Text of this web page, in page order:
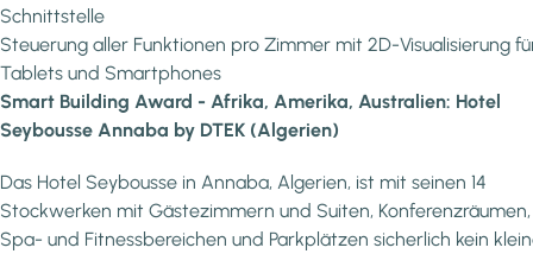
Schnittstelle
Steuerung aller Funktionen pro Zimmer mit 2D-Visualisierung
Tablets und Smartphones
Smart Building Award - Afrika, Amerika, Australien: Hotel
Seybousse Annaba by DTEK (Algerien)
Das Hotel Seybousse in Annaba, Algerien, ist mit seinen 14
Stockwerken mit Gästezimmern und Suiten, Konferenzräumen,
Spa- und Fitnessbereichen und Parkplätzen sicherlich kein